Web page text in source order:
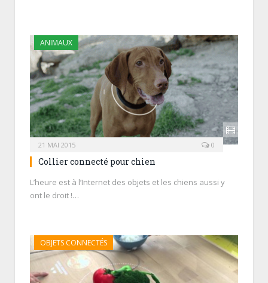
ANIMAUX
21 MAI 2015 0
Collier connecté pour chien
L’heure est à l’Internet des objets et les chiens aussi y
ont le droit !…
OBJETS CONNECTÉS